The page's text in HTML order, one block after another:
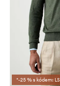
*-25 % s kódem: